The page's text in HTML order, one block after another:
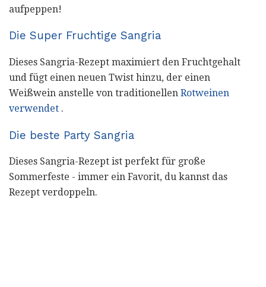
aufpeppen!
Die Super Fruchtige Sangria
Dieses Sangria-Rezept maximiert den Fruchtgehalt
und fügt einen neuen Twist hinzu, der einen
Weißwein anstelle von traditionellen Rotweinen
verwendet .
Die beste Party Sangria
Dieses Sangria-Rezept ist perfekt für große
Sommerfeste - immer ein Favorit, du kannst das
Rezept verdoppeln.